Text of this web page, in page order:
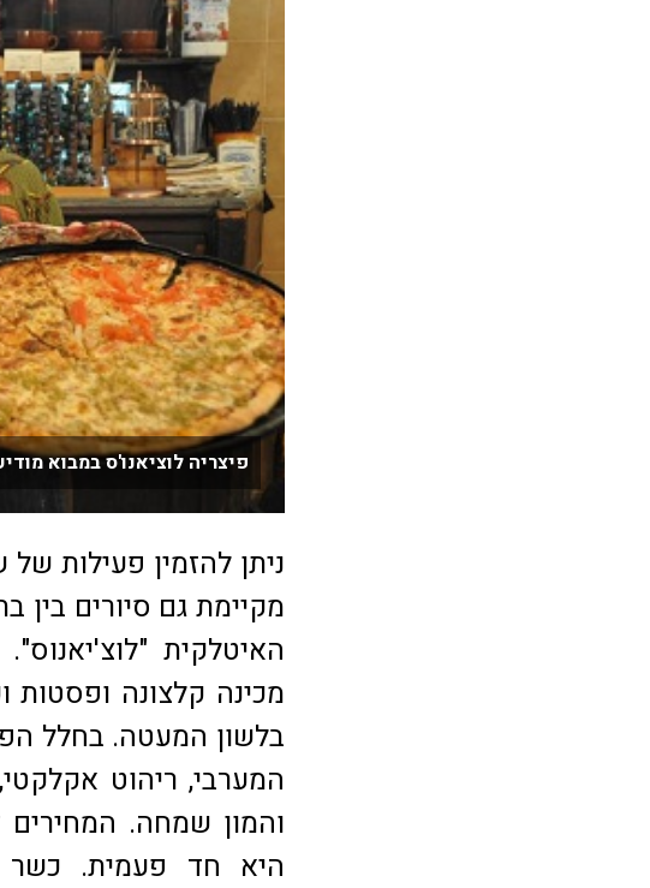
פיצריה לוציאנו'ס במבוא
ניתן להזמין פעילות
מקיימת גם סיורים בין
האיטלקית
מכינה קלצונה
בלשון המעטה. בחלל
והמון שמחה. המחירים